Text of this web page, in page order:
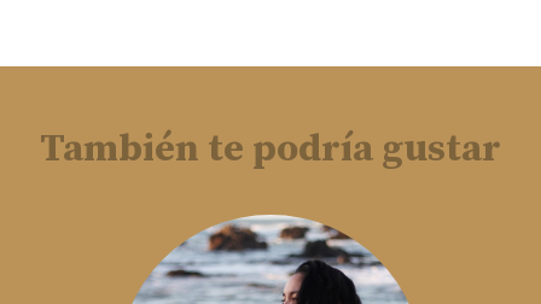
También te podría gustar